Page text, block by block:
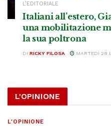
L’EDITORIALE
Italiani all’estero,
una mobilitazione
la sua poltrona
DI RICKY FILOSA MARTEDÌ 28
L'OPINIONE
L'OPINIONE